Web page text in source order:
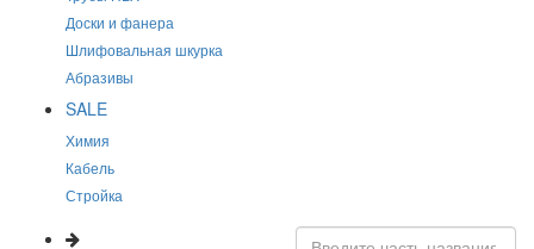
Доски и фанера
Шлифовальная шкурка
Абразивы
SALE
Химия
Кабель
Стройка